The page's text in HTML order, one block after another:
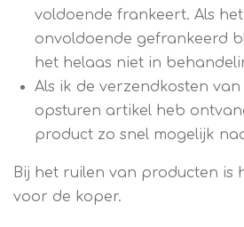
voldoende frankeert. Als
onvoldoende gefrankeerd
het helaas niet in
Als ik de verzendkosten
opsturen artikel heb
product zo snel mogelijk
Bij het ruilen van producten is
voor de koper.